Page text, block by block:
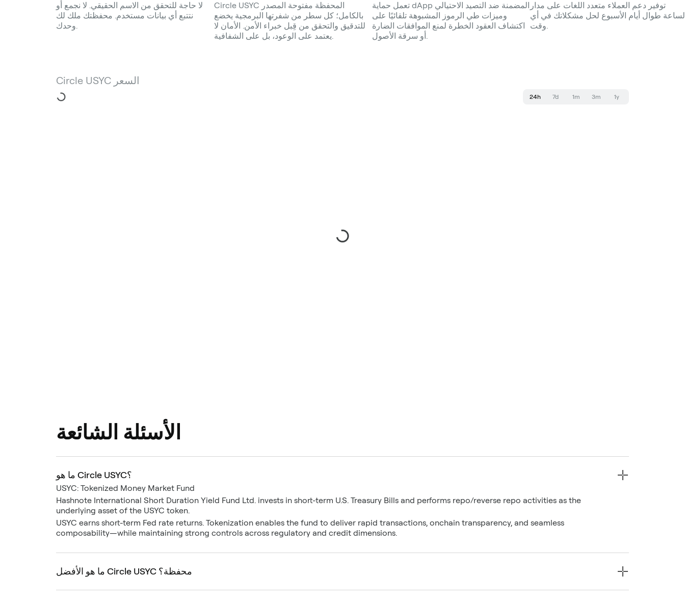
لا حاجة للتحقق من الاسم الحقيقي. لا نجمع أو
نتتبع أي بيانات مستخدم. محفظتك ملك لك
وحدك.
Circle USYC المحفظة مفتوحة المصدر
بالكامل؛ كل سطر من شفرتها البرمجية يخضع
للتدقيق والتحقق من قِبل خبراء الأمن. الأمان لا
يعتمد على الوعود، بل على الشفافية.
تعمل حماية dApp المضمنة ضد التصيد الاحتيالي
وميزات طي الرموز المشبوهة تلقائيًا على
اكتشاف العقود الخطرة لمنع الموافقات الضارة
أو سرقة الأصول.
توفير دعم العملاء متعدد اللغات على مدار
طوال أيام الأسبوع لحل مشكلاتك في أي
وقت.
Circle USYC السعر
24h 7d 1m 3m 1y
الأسئلة الشائعة
ما هو Circle USYC؟
USYC: Tokenized Money Market Fund
Hashnote International Short Duration Yield Fund Ltd. invests in short-term U.S. Treasury Bills and performs repo/reverse repo activities as the
underlying asset of the USYC token.
USYC earns short-term Fed rate returns. Tokenization enables the fund to deliver rapid transactions, onchain transparency, and seamless
composability—while maintaining strong controls across regulatory and credit dimensions.
ما هو الأفضل Circle USYC محفظة؟